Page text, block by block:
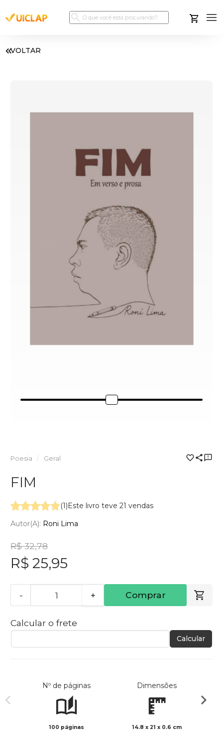
VOLTAR
Poesia Geral
FIM
(1)Este livro teve 21 vendas
Autor(a): Roni Lima
R$ 32,78
R$ 25,95
- + Comprar
Calcular o frete
Calcular
Nº de páginas
100 páginas
Dimensões
14.8 x 21 x 0.6 cm